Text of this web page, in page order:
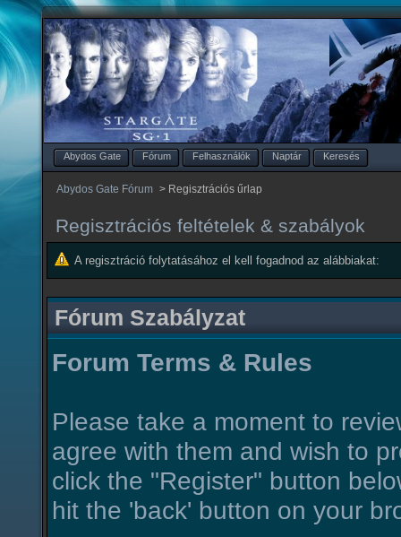
Abydos Gate Fórum Felhasználók Naptár Keresés
Abydos Gate Fórum > Regisztrációs űrlap
Regisztrációs feltételek & szabályok
A regisztráció folytatásához el kell fogadnod az alábbiakat:
Fórum Szabályzat
Forum Terms & Rules
Please take a moment to
agree with them and wish to
click the "Register" button
hit the 'back' button on your